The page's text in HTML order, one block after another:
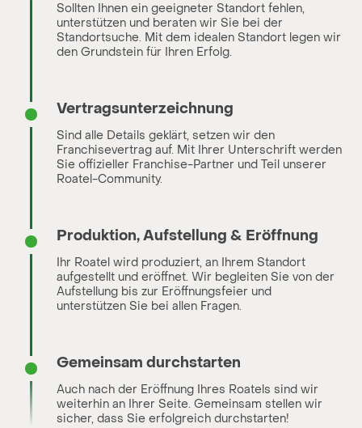
Sollten Ihnen ein geeigneter Standort fehlen,
unterstützen und beraten wir Sie bei der
Standortsuche. Mit dem idealen Standort legen wir
den Grundstein für Ihren Erfolg.
Vertragsunterzeichnung
Sind alle Details geklärt, setzen wir den
Franchisevertrag auf. Mit Ihrer Unterschrift werden
Sie offizieller Franchise-Partner und Teil unserer
Roatel-Community.
Produktion, Aufstellung & Eröffnung
Ihr Roatel wird produziert, an Ihrem Standort
aufgestellt und eröffnet. Wir begleiten Sie von der
Aufstellung bis zur Eröffnungsfeier und
unterstützen Sie bei allen Fragen.
Gemeinsam durchstarten
Auch nach der Eröffnung Ihres Roatels sind wir
weiterhin an Ihrer Seite. Gemeinsam stellen wir
sicher, dass Sie erfolgreich durchstarten!